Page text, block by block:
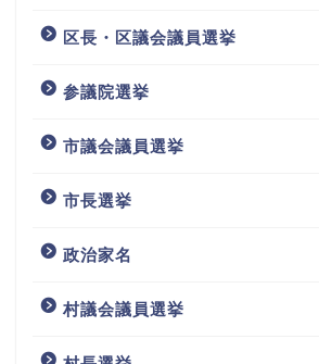
区長・区議会議員選挙
参議院選挙
市議会議員選挙
市長選挙
政治家名
村議会議員選挙